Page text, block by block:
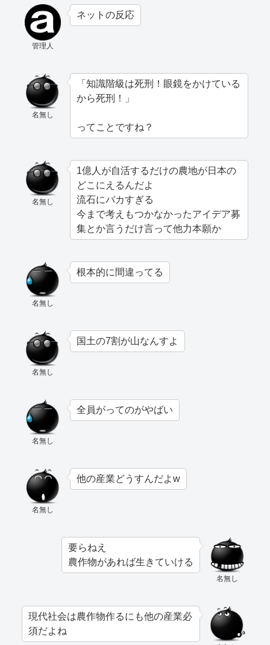
管理人
ネットの反応
名無し
「知識階級は死刑！眼鏡をかけている
から死刑！」
ってことですね？
名無し
1億人が自活するだけの農地が日本の
どこにえるんだよ
流石にバカすぎる
今まで考えもつかなかったアイデア募
集とか言うだけ言って他力本願か
名無し
根本的に間違ってる
名無し
国土の7割が山なんすよ
名無し
全員がってのがやばい
名無し
他の産業どうすんだよw
名無し
要らねえ
農作物があれば生きていける
現代社会は農作物作るにも他の産業必
須だよね